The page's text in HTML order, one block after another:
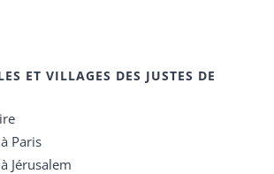
ET VILLAGES DES JUSTES DE
Paris
Jérusalem